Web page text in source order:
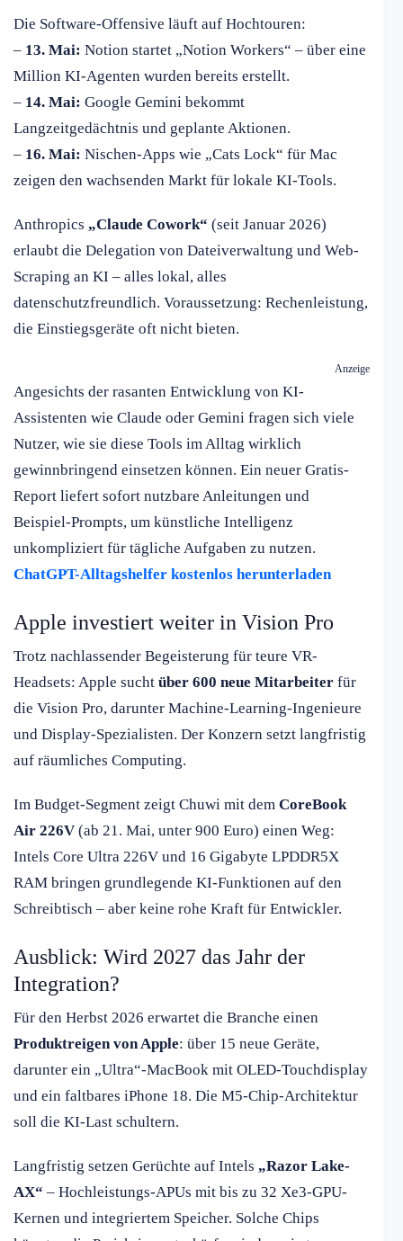
Die Software-Offensive läuft auf Hochtouren:
– 13. Mai: Notion startet „Notion Workers“ – über eine
Million KI-Agenten wurden bereits erstellt.
– 14. Mai: Google Gemini bekommt
Langzeitgedächtnis und geplante Aktionen.
– 16. Mai: Nischen-Apps wie „Cats Lock“ für Mac
zeigen den wachsenden Markt für lokale KI-Tools.
Anthropics „Claude Cowork“ (seit Januar 2026)
erlaubt die Delegation von Dateiverwaltung und Web-
Scraping an KI – alles lokal, alles
datenschutzfreundlich. Voraussetzung: Rechenleistung,
die Einstiegsgeräte oft nicht bieten.
Anzeige
Angesichts der rasanten Entwicklung von KI-
Assistenten wie Claude oder Gemini fragen sich viele
Nutzer, wie sie diese Tools im Alltag wirklich
gewinnbringend einsetzen können. Ein neuer Gratis-
Report liefert sofort nutzbare Anleitungen und
Beispiel-Prompts, um künstliche Intelligenz
unkompliziert für tägliche Aufgaben zu nutzen.
ChatGPT-Alltagshelfer kostenlos herunterladen
Apple investiert weiter in Vision Pro
Trotz nachlassender Begeisterung für teure VR-
Headsets: Apple sucht über 600 neue Mitarbeiter für
die Vision Pro, darunter Machine-Learning-Ingenieure
und Display-Spezialisten. Der Konzern setzt langfristig
auf räumliches Computing.
Im Budget-Segment zeigt Chuwi mit dem CoreBook
Air 226V (ab 21. Mai, unter 900 Euro) einen Weg:
Intels Core Ultra 226V und 16 Gigabyte LPDDR5X
RAM bringen grundlegende KI-Funktionen auf den
Schreibtisch – aber keine rohe Kraft für Entwickler.
Ausblick: Wird 2027 das Jahr der
Integration?
Für den Herbst 2026 erwartet die Branche einen
Produktreigen von Apple: über 15 neue Geräte,
darunter ein „Ultra“-MacBook mit OLED-Touchdisplay
und ein faltbares iPhone 18. Die M5-Chip-Architektur
soll die KI-Last schultern.
Langfristig setzen Gerüchte auf Intels „Razor Lake-
AX“ – Hochleistungs-APUs mit bis zu 32 Xe3-GPU-
Kernen und integriertem Speicher. Solche Chips